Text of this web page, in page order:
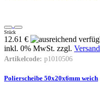
Stück
12.61 €
inkl. 0% MwSt. zzgl. Versand
Artikelcode: p1010506
Polierscheibe 50x20x6mm weich